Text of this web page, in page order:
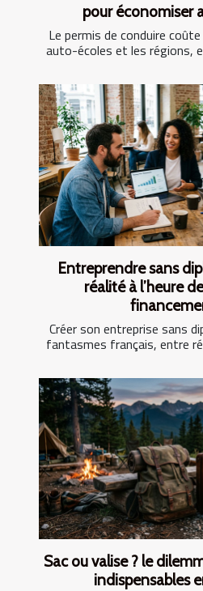
pour économiser
Le permis de conduire
auto-écoles et les régions,
Entreprendre sans
réalité à l’heure
Créer son entreprise sans
fantasmes français, entre
Sac ou valise ? le
indispensables